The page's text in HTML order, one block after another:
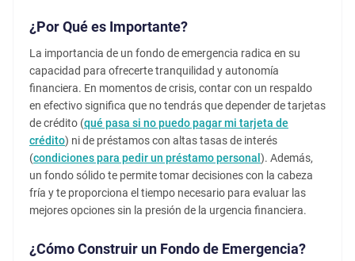
¿Por Qué es Importante?
La importancia de un fondo de emergencia radica en su
capacidad para ofrecerte tranquilidad y autonomía
financiera. En momentos de crisis, contar con un respaldo
en efectivo significa que no tendrás que depender de tarjetas
de crédito (qué pasa si no puedo pagar mi tarjeta de
crédito) ni de préstamos con altas tasas de interés
(condiciones para pedir un préstamo personal ). Además,
un fondo sólido te permite tomar decisiones con la cabeza
fría y te proporciona el tiempo necesario para evaluar las
mejores opciones sin la presión de la urgencia financiera.
¿Cómo Construir un Fondo de Emergencia?